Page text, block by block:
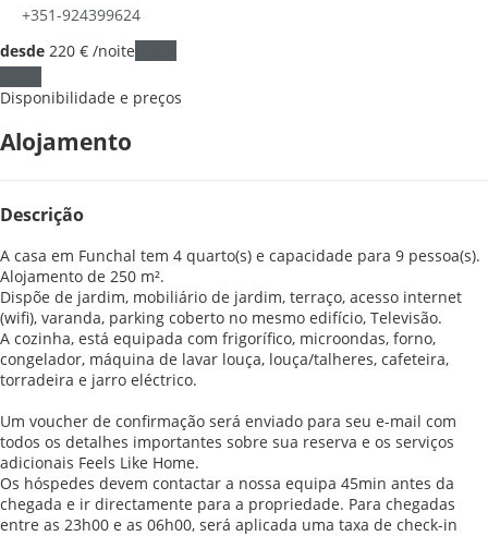
+351-924399624
desde 220 € /noite
Disponibilidade e preços
Alojamento
Descrição
A casa em Funchal tem 4 quarto(s) e capacidade para 9 pessoa(s).
Alojamento de 250 m².
Dispõe de jardim, mobiliário de jardim, terraço, acesso internet
(wifi), varanda, parking coberto no mesmo edifício, Televisão.
A cozinha, está equipada com frigorífico, microondas, forno,
congelador, máquina de lavar louça, louça/talheres, cafeteira,
torradeira e jarro eléctrico.
Um voucher de confirmação será enviado para seu e-mail com
todos os detalhes importantes sobre sua reserva e os serviços
adicionais Feels Like Home.
Os hóspedes devem contactar a nossa equipa 45min antes da
chegada e ir directamente para a propriedade. Para chegadas
entre as 23h00 e as 06h00, será aplicada uma taxa de check-in